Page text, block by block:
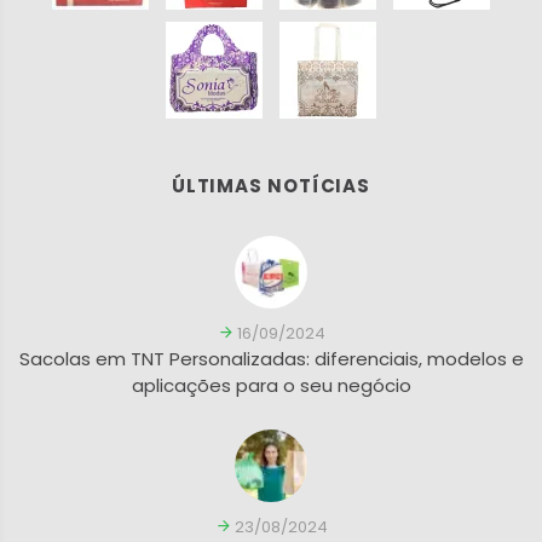
ÚLTIMAS NOTÍCIAS
16/09/2024
Sacolas em TNT Personalizadas: diferenciais, modelos e
aplicações para o seu negócio
23/08/2024